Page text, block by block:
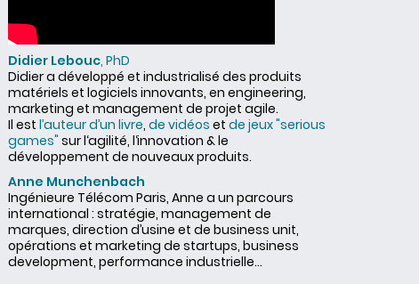
Didier Lebouc, PhD
Didier a développé et industrialisé des produits
matériels et logiciels innovants, en engineering,
marketing et management de projet agile.
Il est l’auteur d’un livre, de vidéos et de jeux "serious
games" sur l‘agilité, l‘innovation & le
développement de nouveaux produits.
Anne Munchenbach
Ingénieure Télécom Paris, Anne a un parcours
international : stratégie, management de
marques, direction d’usine et de business unit,
opérations et marketing de startups, business
development, performance industrielle...